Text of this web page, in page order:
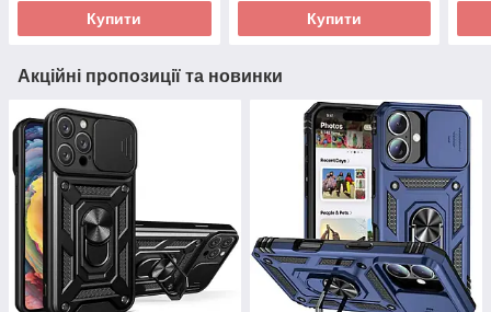
Купити Купити
Акційні пропозиції та новинки